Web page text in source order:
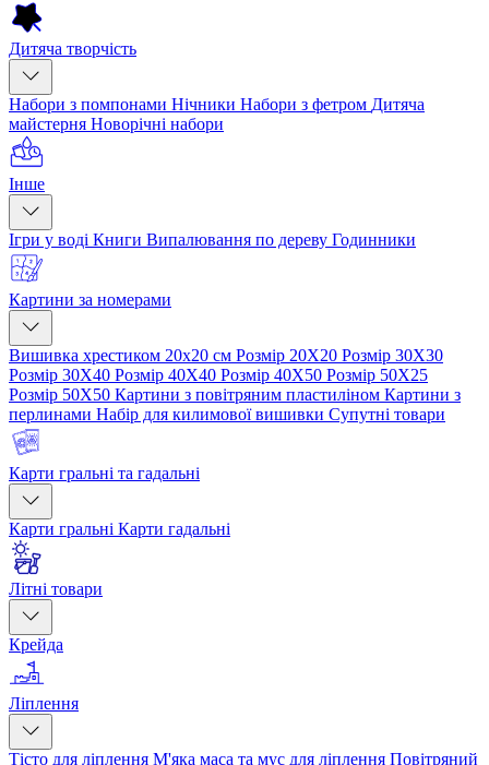
Дитяча творчість
Набори з помпонами Нічники Набори з фетром Дитяча
майстерня Новорічні набори
Інше
Ігри у воді Книги Випалювання по дереву Годинники
Картини за номерами
Вишивка хрестиком 20х20 см Розмір 20Х20 Розмір 30Х30
Розмір 30Х40 Розмір 40Х40 Розмір 40Х50 Розмір 50Х25
Розмір 50Х50 Картини з повітряним пластиліном Картини з
перлинами Набір для килимової вишивки Супутні товари
Карти гральні та гадальні
Карти гральні Карти гадальні
Літні товари
Крейда
Ліплення
Тісто для ліплення М'яка маса та мус для ліплення Повітряний